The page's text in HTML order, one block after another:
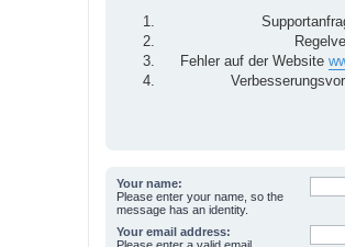
Fehler auf der Website
Your name:
Please enter your name, so the
message has an identity.
Your email address: